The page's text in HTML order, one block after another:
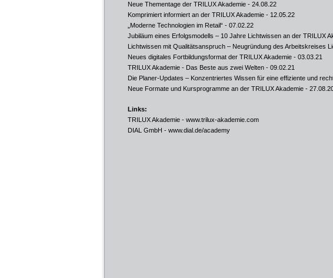
Neue Thementage der TRILUX Akademie - 24.08.22
Komprimiert informiert an der TRILUX Akademie - 12.05.22
„Moderne Technologien im Retail“ - 07.02.22
Jubiläum eines Erfolgsmodells – 10 Jahre Lichtwissen an der TRILUX
Lichtwissen mit Qualitätsanspruch – Neugründung des Arbeitskreises
Neues digitales Fortbildungsformat der TRILUX Akademie - 03.03.21
TRILUX Akademie - Das Beste aus zwei Welten - 09.02.21
Die Planer-Updates – Konzentriertes Wissen für eine effiziente und
Neue Formate und Kursprogramme an der TRILUX Akademie -
Links:
TRILUX Akademie - www.trilux-akademie.com
DIAL GmbH - www.dial.de/academy